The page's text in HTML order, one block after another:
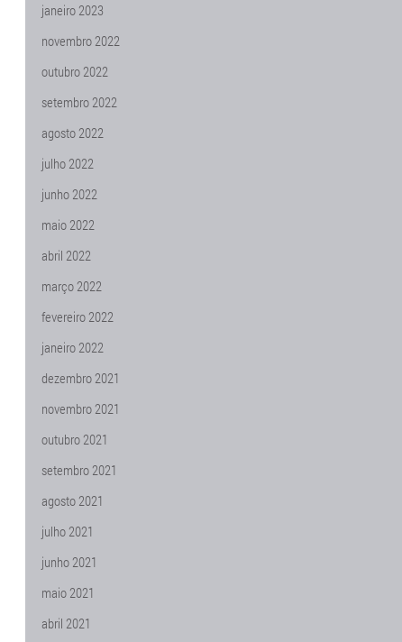
janeiro 2023
novembro 2022
outubro 2022
setembro 2022
agosto 2022
julho 2022
junho 2022
maio 2022
abril 2022
março 2022
fevereiro 2022
janeiro 2022
dezembro 2021
novembro 2021
outubro 2021
setembro 2021
agosto 2021
julho 2021
junho 2021
maio 2021
abril 2021